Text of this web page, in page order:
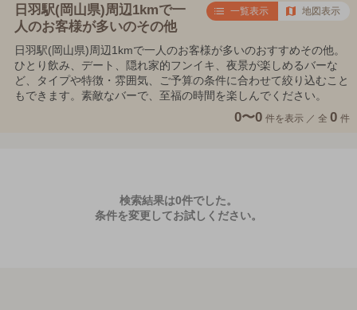
日羽駅(岡山県)周辺1kmで一
人のお客様が多いのその他
一覧表示 地図表示
日羽駅(岡山県)周辺1kmで一人のお客様が多いのおすすめその他。
ひとり飲み、デート、隠れ家的フンイキ、夜景が楽しめるバーな
ど、タイプや特徴・雰囲気、ご予算の条件に合わせて絞り込むこと
もできます。素敵なバーで、至福の時間を楽しんでください。
0〜0 件を表示 ／ 全 0 件
検索結果は0件でした。
条件を変更してお試しください。